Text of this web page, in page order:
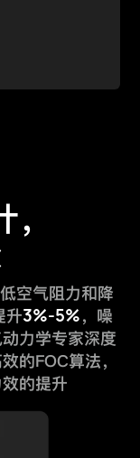
空气阻力和降
升3%-5%，噪
力学专家深度
的FOC算法，
的提升